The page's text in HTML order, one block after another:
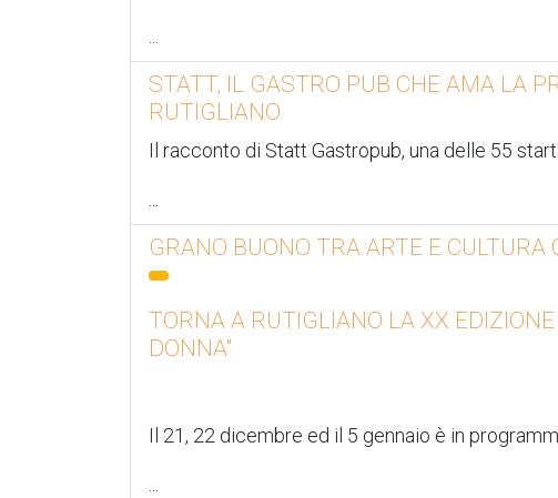
STATT, IL GASTRO PUB CHE AMA LA
RUTIGLIANO
Il racconto di Statt Gastropub, una delle 55
GRANO BUONO TRA ARTE E CULTURA
TORNA A RUTIGLIANO LA XX
DONNA"
Il 21, 22 dicembre ed il 5 gennaio è in
...